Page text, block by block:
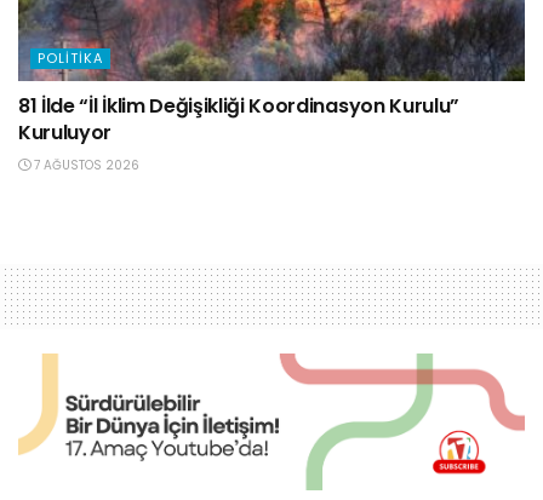
POLITIKA
81 İlde “İl İklim Değişikliği Koordinasyon Kurulu”
Kuruluyor
7 AĞUSTOS 2026